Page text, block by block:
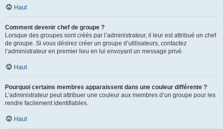
Haut
Comment devenir chef de groupe ?
Lorsque des groupes sont créés par l’administrateur, il leur est attribué un chef
de groupe. Si vous désirez créer un groupe d’utilisateurs, contactez
l’administrateur en premier lieu en lui envoyant un message privé.
Haut
Pourquoi certains membres apparaissent dans une couleur différente ?
L’administrateur peut attribuer une couleur aux membres d’un groupe pour les
rendre facilement identifiables.
Haut